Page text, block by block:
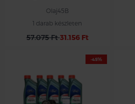
Olaj45B
1 darab készleten
57.075 Ft31.156 Ft
-45%